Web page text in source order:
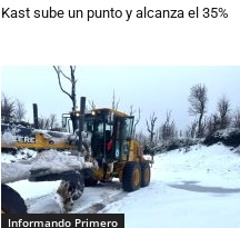
Kast sube un punto y alcanza el 35%
Informando Primero